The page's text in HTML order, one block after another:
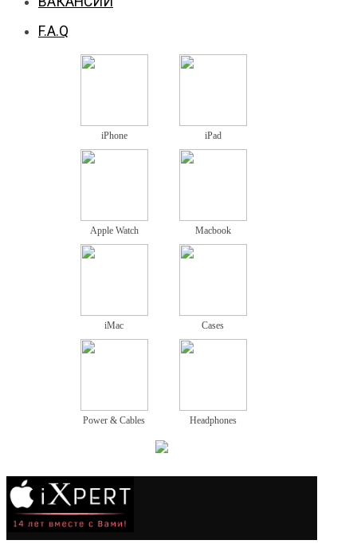
F.A.Q
iPhone iPad
Apple Watch Macbook
iMac Cases
Power & Cables Headphones